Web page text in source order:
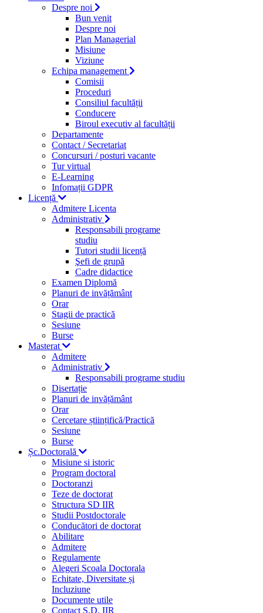
Despre noi
Bun venit
Despre noi
Plan Managerial
Misiune
Viziune
Echipa management
Comisii
Proceduri
Consiliul facultății
Conducere
Biroul executiv al facultății
Departamente
Contact / Secretariat
Concursuri / posturi vacante
Tur virtual
E-Learning
Infomații GDPR
Licență
Admitere Licenta
Administrativ
Responsabili programe
studiu
Tutori studii licență
Şefi de grupă
Cadre didactice
Examen Diplomă
Planuri de invățământ
Orar
Stagii de practică
Sesiune
Burse
Masterat
Admitere
Administrativ
Responsabili programe studiu
Disertație
Planuri de invățământ
Orar
Cercetare științifică/Practică
Sesiune
Burse
Șc.Doctorală
Misiune si istoric
Program doctoral
Doctoranzi
Teze de doctorat
Structura SD IIR
Studii Postdoctorale
Conducători de doctorat
Abilitare
Admitere
Regulamente
Alegeri Scoala Doctorala
Echitate, Diversitate și
Incluziune
Documente utile
Contact S.D. IIR